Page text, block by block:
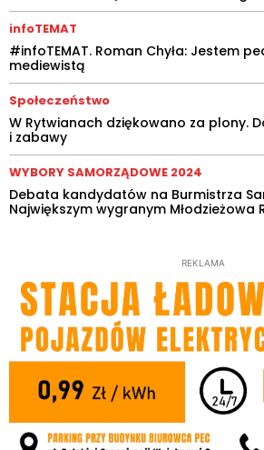
infoTEMAT
#infoTEMAT. Roman Chyła: Jestem
mediewistą
Społeczeństwo
W Rytwianach dziękowano za plony.
i zabawy
WYBORY SAMORZĄDOWE 2024
Debata kandydatów na Burmistrza
Największym wygranym Młodzieżowa
REKLAMA